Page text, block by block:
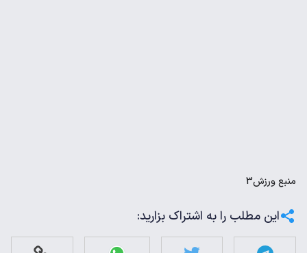
منبعورزش3
این مطلب را به اشتراک بزارید: